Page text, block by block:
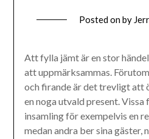
Posted onby
Att fylla jämt är en stor
att uppmärksammas.
och firande är det trevligt att
en noga utvald present.
insamling för exempelvis en
medan andra ber sina gäster,